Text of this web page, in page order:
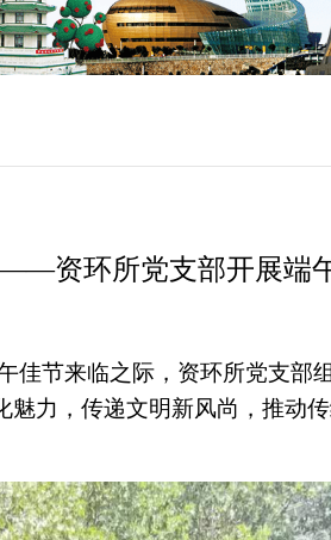
资环所党支部开展端
节来临之际，资环所党支部
力，传递文明新风尚，推动